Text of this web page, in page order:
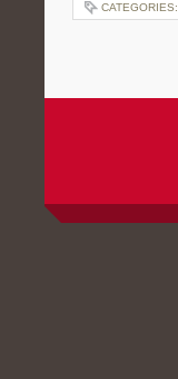
CATEGORIES: